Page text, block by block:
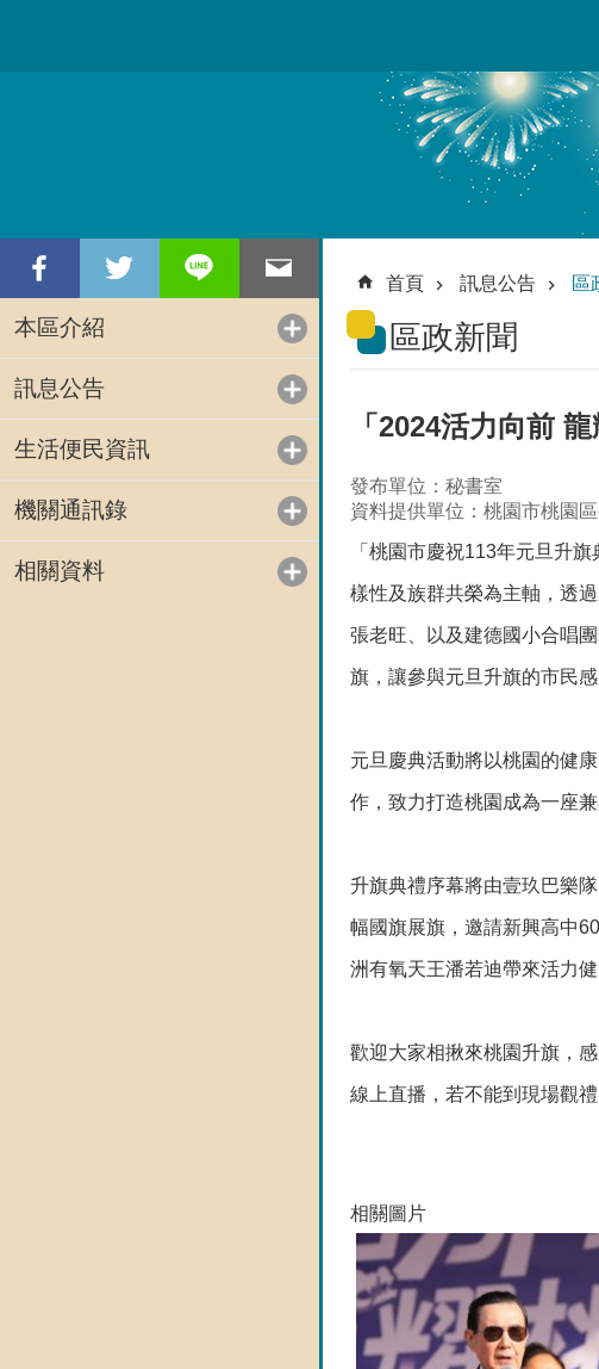
本區介紹
訊息公告
生活便民資訊
機關通訊錄
相關資料
首頁 訊息公告 區
區政新聞
「2024活力向前
發布單位：秘書室
資料提供單位：桃園市桃園
「桃園市慶祝113年元旦升
樣性及族群共榮為主軸，透
張老旺、以及建德國小合唱
旗，讓參與元旦升旗的市民
元旦慶典活動將以桃園的健
作，致力打造桃園成為一座
升旗典禮序幕將由壹玖巴樂
幅國旗展旗，邀請新興高中
洲有氧天王潘若迪帶來活力
歡迎大家相揪來桃園升旗，
線上直播，若不能到現場觀
相關圖片